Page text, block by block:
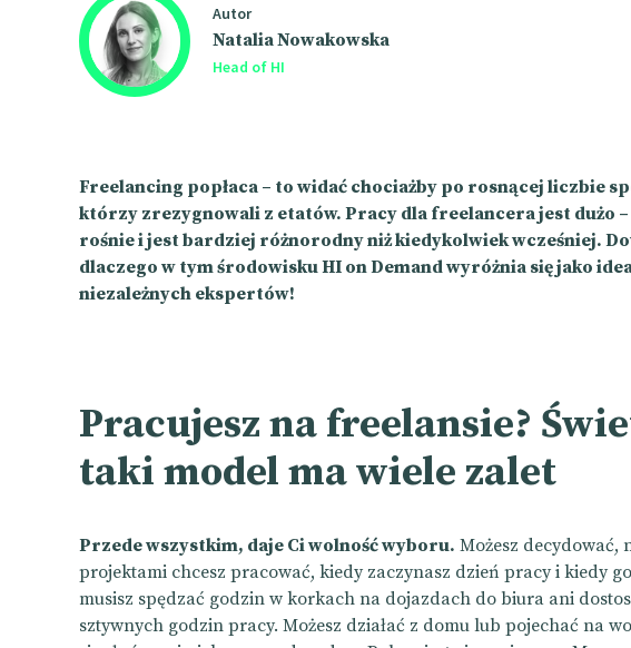
Autor
Natalia Nowakowska
Head of HI
Freelancing popłaca – to widać chociażby po rosnącej liczbie
którzy zrezygnowali z etatów. Pracy dla freelancera jest dużo
rośnie i jest bardziej różnorodny niż kiedykolwiek wcześniej.
dlaczego w tym środowisku HI on Demand wyróżnia się jako
niezależnych ekspertów!
Pracujesz na freelansie?
taki model ma wiele zalet
Przede wszystkim, daje Ci wolność wyboru. Możesz decydować,
projektami chcesz pracować, kiedy zaczynasz dzień pracy i kiedy
musisz spędzać godzin w korkach na dojazdach do biura ani
sztywnych godzin pracy. Możesz działać z domu lub pojechać na